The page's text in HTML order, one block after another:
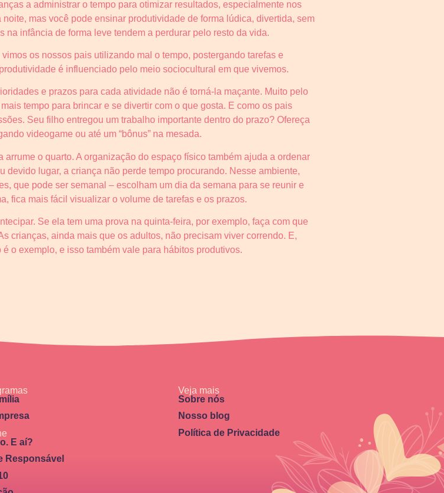
a administrar o tempo para otimizar resultados, especialmente nos
mas você pode ensinar produtividade de forma lúdica, divertida, sem
infância de forma leve tendem a perdurar pelo resto da vida.
os nossos pais utilizando mal o tempo, postergando tarefas e
é influenciado pelo meio sociocultural em que vivemos.
e prazos para cada atividade não é torná-la maçante. Muito pelo
tempo para brincar e se divertir com o que gosta. E como os pais
Seu filho entregou um trabalho importante dentro do prazo? Ofereça
videogame ou até um “bônus” na mesada.
o quarto. A organização do espaço físico também ajuda a ordenar
lugar, a criança não perde tempo procurando. Nesse ambiente,
que pode ser semanal – escolham um dia da semana para se reunir e
fica mais fácil visualizar o volume de tarefas e os prazos.
Se ela tem uma prova na quinta-feira, por exemplo, faça com que
crianças, ainda mais que os adultos, não precisam viver correndo. E,
o exemplo, e isso também vale para hábitos produtivos.
E aí?
Responsável
Veja mais
Sobre nós
Nosso blog
Política de Privacidade